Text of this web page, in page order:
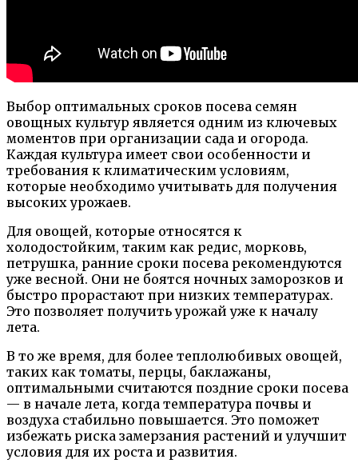
Выбор оптимальных сроков посева семян
овощных культур является одним из ключевых
моментов при организации сада и огорода.
Каждая культура имеет свои особенности и
требования к климатическим условиям,
которые необходимо учитывать для получения
высоких урожаев.
Для овощей, которые относятся к
холодостойким, таким как редис, морковь,
петрушка, ранние сроки посева рекомендуются
уже весной. Они не боятся ночных заморозков и
быстро прорастают при низких температурах.
Это позволяет получить урожай уже к началу
лета.
В то же время, для более теплолюбивых овощей,
таких как томаты, перцы, баклажаны,
оптимальными считаются поздние сроки посева
— в начале лета, когда температура почвы и
воздуха стабильно повышается. Это поможет
избежать риска замерзания растений и улучшит
условия для их роста и развития.